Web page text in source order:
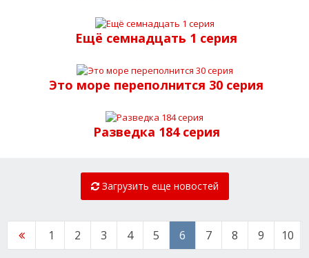
Ещё семнадцать 1 серия
Это море переполнится 30 серия
Разведка 184 серия
Загрузить еще новостей
1 2 3 4 5 6 7 8 9 10